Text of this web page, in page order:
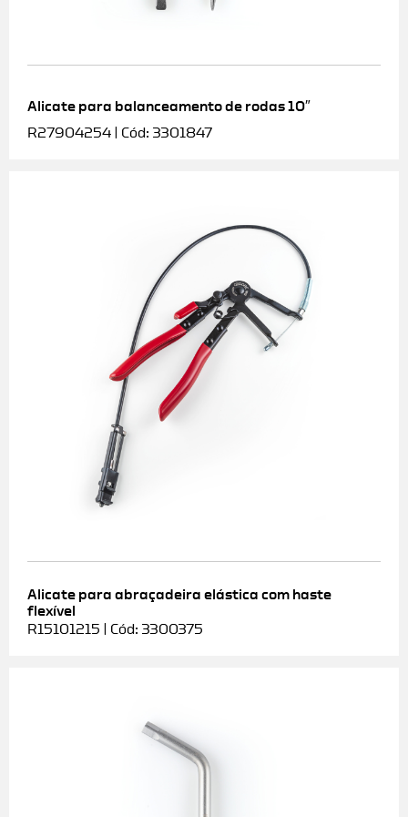
Alicate para balanceamento de rodas 10″
R27904254 | Cód: 3301847
Alicate para abraçadeira elástica com haste
flexível
R15101215 | Cód: 3300375